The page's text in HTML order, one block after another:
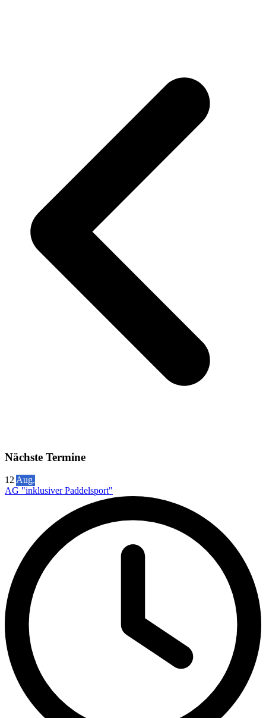
Nächste Termine
12Aug.
AG "inklusiver Paddelsport"